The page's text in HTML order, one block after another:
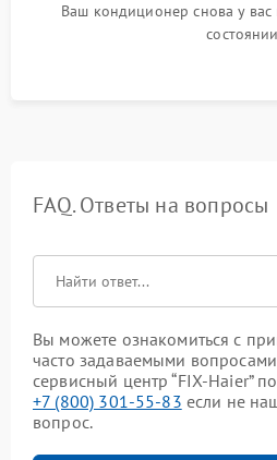
Ваш кондиционер снова у
FAQ. Ответы на вопросы
Вы можете ознакомиться с
часто задаваемыми
сервисный центр “FIX-Haier”
+7 (800) 301-55-83 если не
вопрос.